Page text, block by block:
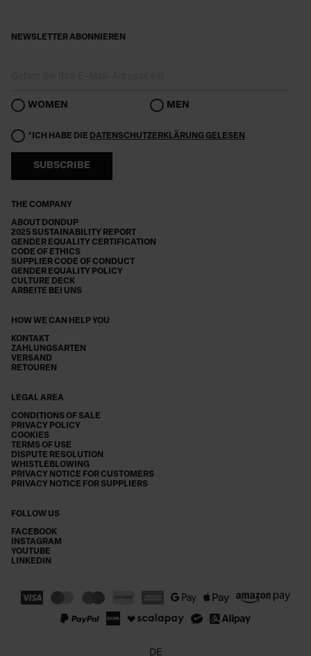
THE COMPANY
ABOUT DONDUP
2025 SUSTAINABILITY REPORT
GENDER EQUALITY CERTIFICATION
CODE OF ETHICS
SUPPLIER CODE OF CONDUCT
GENDER EQUALITY POLICY
CULTURE DECK
ARBEITE BEI UNS
HOW WE CAN HELP YOU
KONTAKT
ZAHLUNGSARTEN
VERSAND
RETOUREN
LEGAL AREA
CONDITIONS OF SALE
PRIVACY POLICY
COOKIES
TERMS OF USE
DISPUTE RESOLUTION
WHISTLEBLOWING
PRIVACY NOTICE FOR CUSTOMERS
PRIVACY NOTICE FOR SUPPLIERS
FOLLOW US
FACEBOOK
INSTAGRAM
YOUTUBE
LINKEDIN
NEWSLETTER ABONNIEREN
WOMEN MEN
*ICH HABE DIE DATENSCHUTZERKLÄRUNG GELESEN
SUBSCRIBE
DE